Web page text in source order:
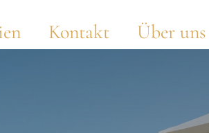
Kontakt Über uns